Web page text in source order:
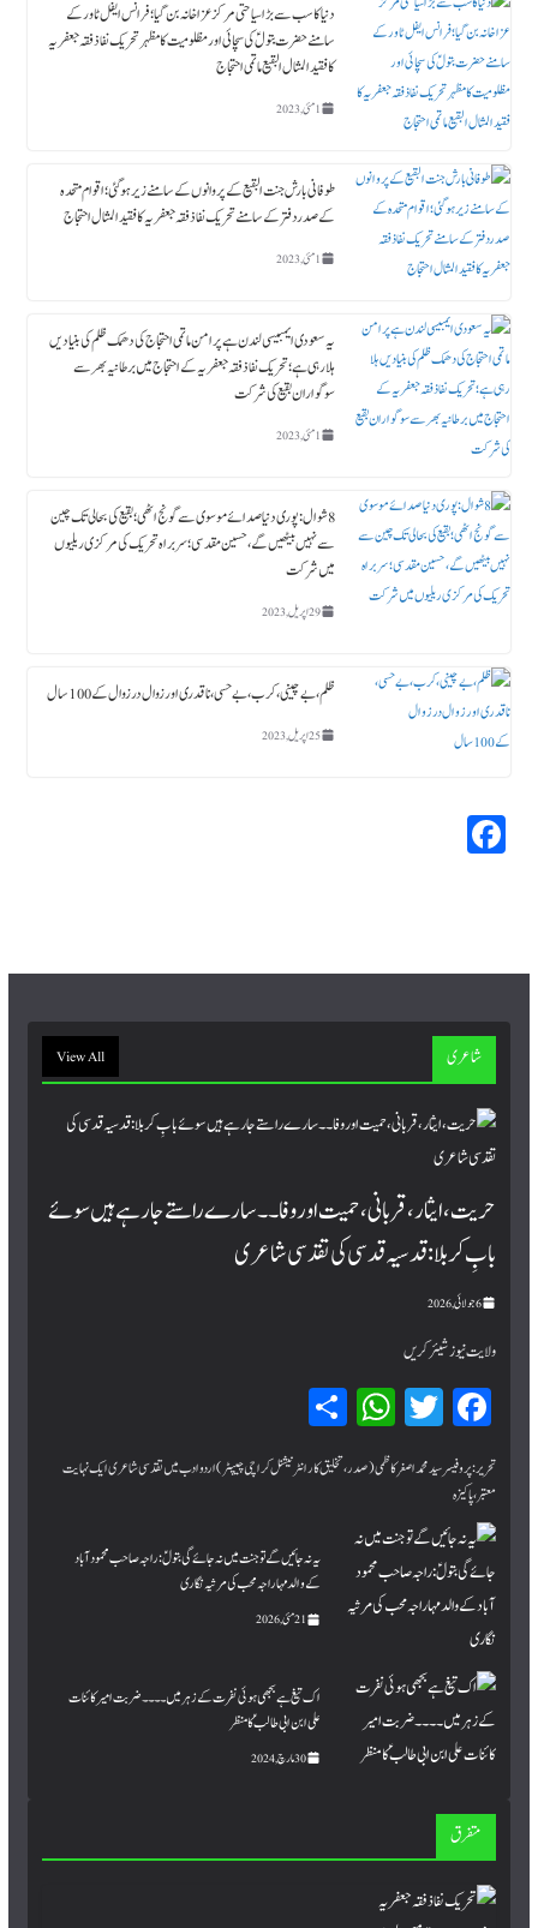
دنیا کا سب سے بڑا سیاحتی مرکز عزاخانہ بن گیا ؛ فرانس ایفل ٹاورکے
سامنے حضرت بتولؑ کی سچائی اور مظلومیت کا مظہر تحریک نفاذ فقہ جعفریہ
کا فقید المثال البقیع ماتمی احتجاج
1 مئی, 2023
طوفانی بارش جنت البقیع کے پروانوں کے سامنے زیر ہوگئی ؛ اقوام متحدہ
کے صدردفتر کے سامنے تحریک نفاذ فقہ جعفریہ کا فقید المثال احتجاج
1 مئی, 2023
یہ سعودی ایمبیسی لندن ہے پرامن ماتمی احتجاج کی دھمک ظلم کی بنیادیں
ہلا رہی ہے؛ تحریک نفاذ فقہ جعفریہ کے احتجاج میں برطانیہ بھر سے
سوگواران بقیع کی شرکت
1 مئی, 2023
8 شوال : پوری دنیا صدائے موسوی سے گونج اٹھی ؛ بقیع کی بحالی تک چین
سے نہیں بیٹھیں گے، حسین مقدسی؛ سربراہ تحریک کی مرکزی ریلیوں
میں شرکت
29 اپریل, 2023
ظلم،بے چینی،کرب، بے حسی، ناقدری اور زوال در زوال کے 100سال
25 اپریل, 2023
Fa
شاعری View All
حریت، ایثار، قربانی، حمیت اور وفا۔۔ سارے راستے جا رہے ہیں سوئے
بابِ کربلا : قدسیہ قدسی کی تقدسی شاعری
6 جولائی, 2026
ولایت نیوز شیئر کریں
Fa
ce
bo
ok
T
wi
tte
r
W
hat
sA
Sh
ar
e
تحریر:پروفیسر سید محمد اصغر کاظمی (صدر، تخلیق کار انٹرنیشنل کراچی چیپٹر) اردو ادب میں تقدسی شاعری ایک نہایت
معتبر، پاکیزہ
یہ نہ جائیں گے تو جنت میں نہ جائے گی بتولؑ: راجہ صاحب محمود آباد
کے والد مہاراجہ محب کی مرثیہ نگاری
21 مئی, 2026
اک تیغ ہے بجھی ہوئی نفرت کے زہر میں۔۔۔۔ ضربت امیر کائنات
علی ابن ابی طالبؑ کا منظر
30 مارچ, 2024
متفرق